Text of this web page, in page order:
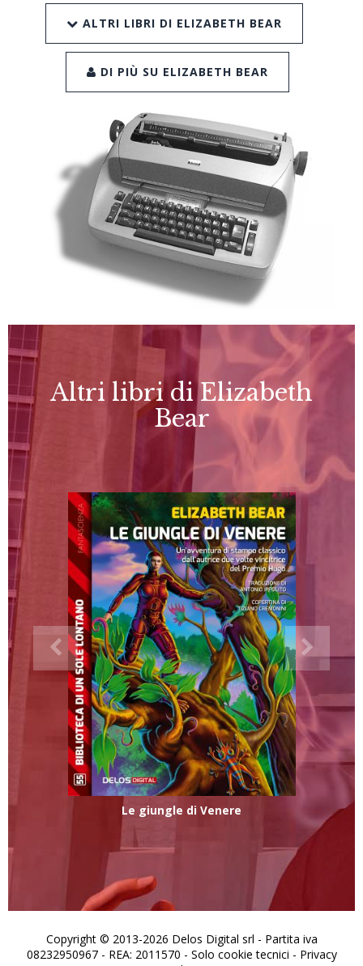
ALTRI LIBRI DI ELIZABETH BEAR
DI PIÙ SU ELIZABETH BEAR
Altri libri di Elizabeth
Bear
Le giungle di Venere
Copyright © 2013-2026 Delos Digital srl - Partita iva
08232950967 - REA: 2011570 - Solo cookie tecnici - Privacy